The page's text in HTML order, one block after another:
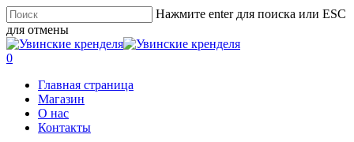
Skip
to
main
content
Нажмите enter для поиска или ESC
для отмены
Close
Search
account
0
Главная страница
Магазин
О нас
Контакты